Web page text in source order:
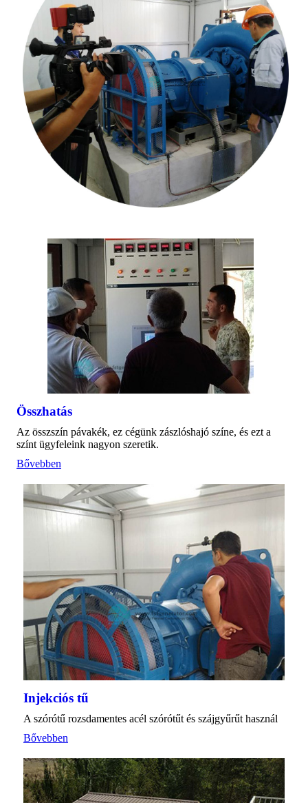
Összhatás
Az összszín pávakék, ez cégünk zászlóshajó színe, és ezt a
színt ügyfeleink nagyon szeretik.
Bővebben
Injekciós tű
A szórótű rozsdamentes acél szórótűt és szájgyűrűt használ
Bővebben